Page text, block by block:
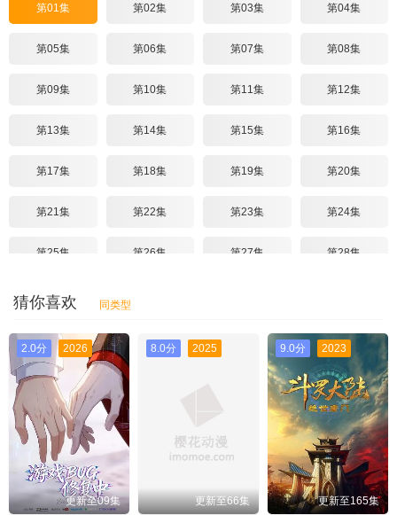
第01集 第02集 第03集 第04集
第05集 第06集 第07集 第08集
第09集 第10集 第11集 第12集
第13集 第14集 第15集 第16集
第17集 第18集 第19集 第20集
第21集 第22集 第23集 第24集
第25集 第26集 第27集 第28集
第29集
第33集 第36集
猜你喜欢 同类型
2.0分 2026
更新至09集
8.0分 2025
更新至66集
9.0分 2023
更新至165集